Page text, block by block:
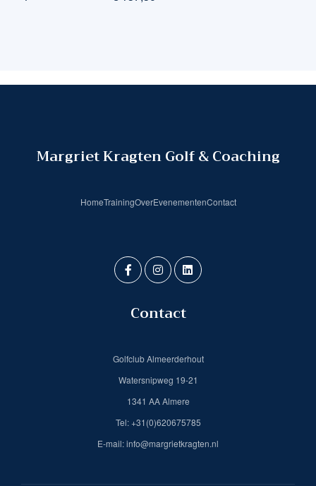
Margriet Kragten Golf & Coaching
HomeTrainingOverEvenementenContact
Contact
Golfclub Almeerderhout
Watersnipweg 19-21
1341 AA Almere
Tel: +31(0)620675785
E-mail: info@margrietkragten.nl